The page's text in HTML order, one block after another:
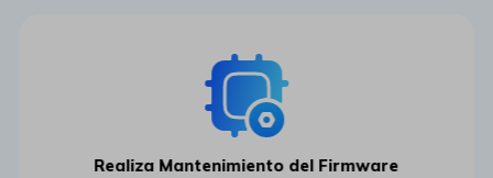
Sigue el Protocolo de Emergencia󠀲󠀢󠀠󠀣󠀳